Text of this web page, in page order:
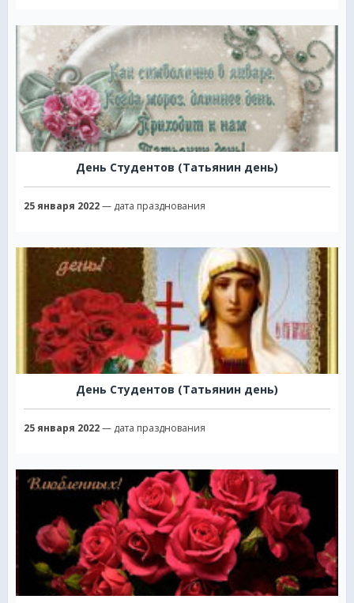
День Студентов (Татьянин день)
25 января 2022— дата празднования
День Студентов (Татьянин день)
25 января 2022— дата празднования